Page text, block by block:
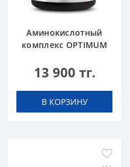
Аминокислотный
комплекс OPTIMUM
Energy 270 g Blue
13 900 тг.
В КОРЗИНУ